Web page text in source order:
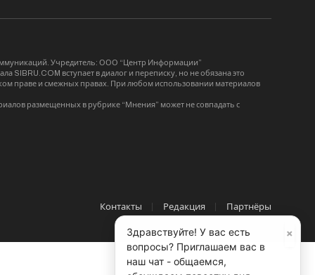
Учредитель: ООО “Центр Информации”
SIBRU.COM вступает в диалог и переписку, но не обязана это
праве и смежных правах. При любом использовании материалов
размещенных в рубрике “Мнения” может не совпадать с
Контакты Редакция Партнёры
×
Здравствуйте! У вас есть
вопросы? Приглашаем вас в
наш чат - общаемся,